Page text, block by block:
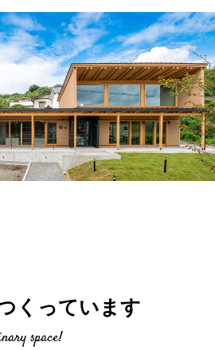
くっています
space!